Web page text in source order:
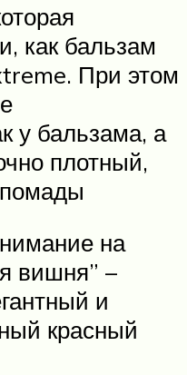
как бальзам
При этом
у бальзама, а
плотный,
помады
на
вишня” –
и
красный